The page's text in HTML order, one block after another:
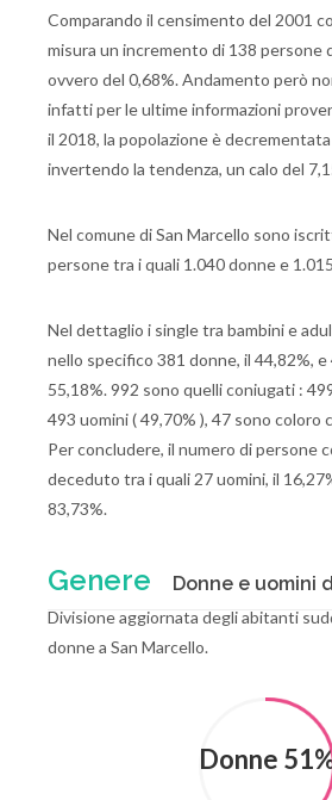
Comparando il censimento del 2001
misura un incremento di 138 persone
ovvero del 0,68%. Andamento però
infatti per le ultime informazioni
il 2018, la popolazione è
invertendo la tendenza, un calo del
Nel comune di San Marcello sono
persone tra i quali 1.040 donne e
Nel dettaglio i single tra bambini e
nello specifico 381 donne, il 44,82%, e
55,18%. 992 sono quelli coniugati :
493 uomini ( 49,70% ), 47 sono coloro
Per concludere, il numero di persone
deceduto tra i quali 27 uomini, il
83,73%.
Genere Donne e uomini
Divisione aggiornata degli abitanti
donne a San Marcello.
Donne